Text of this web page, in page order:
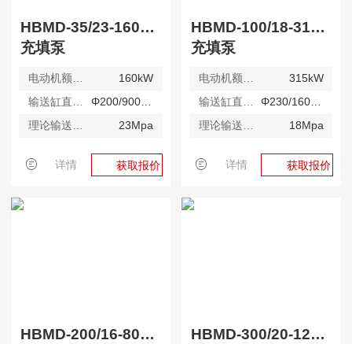
HBMD-35/23-160S防爆型
充填泵
电动机额定功率
160kW
Φ200/900mm
23Mpa
详情 获取报价
HBMD-100/18-315S防爆型
充填泵
电动机额定功率
315kW
18Mpa
详情 获取报价
HBMD-200/16-800S防爆型
HBMD-300/20-1230S